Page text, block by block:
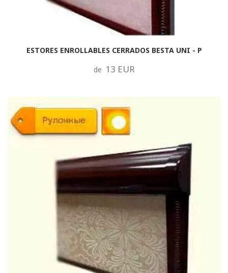
ESTORES ENROLLABLES CERRADOS BESTA UNI - P
de 13 EUR